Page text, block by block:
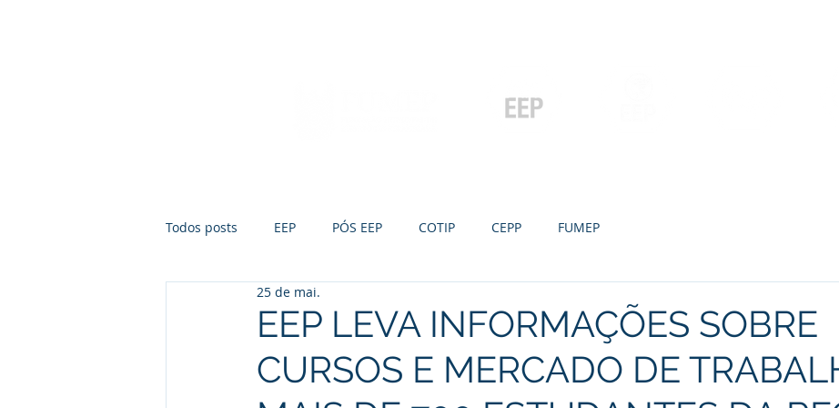
Todos posts EEP PÓS EEP COTIP CEPP FUMEP
EEP LEVA INFORMAÇÕES SOBRE
CURSOS E MERCADO DE
25 de mai.